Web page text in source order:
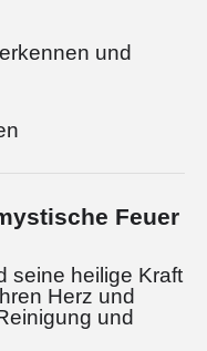
und
Feuer
seine heilige Kraft
Herz und
und